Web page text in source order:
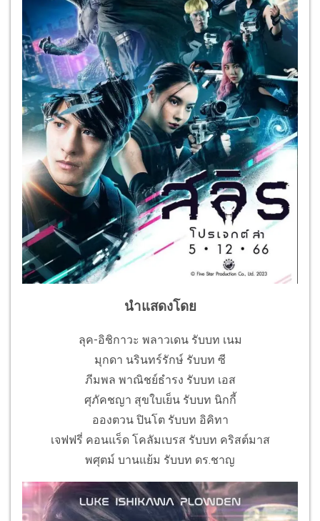
นำแสดงโดย
ลุค-อิชิกาวะ พลาวเดน รับบท เนม
มุกดา นรินทร์รักษ์ รับบท ซี
ภีมพล พาณิชย์ธำรง รับบท เอส
ศุภัคชญา สุขใบเย็น รับบท นิกกี้
อองตวน ปินโต รับบท อิคิทา
เจฟฟรี่ คอนแร็ด โคลัมเบรส รับบท คริสต์มาส
พศุตม์ บานแย้ม รับบท ดร.ชาญ